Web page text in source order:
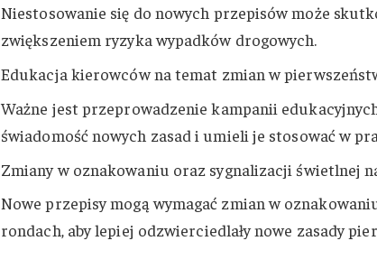
Niestosowanie się do nowych przepisów może
zwiększeniem ryzyka wypadków drogowych.
Edukacja kierowców na temat zmian w
Ważne jest przeprowadzenie kampanii
świadomość nowych zasad i umieli je stosować w
Zmiany w oznakowaniu oraz sygnalizacji świetlnej
Nowe przepisy mogą wymagać zmian w
rondach, aby lepiej odzwierciedlały nowe zasady